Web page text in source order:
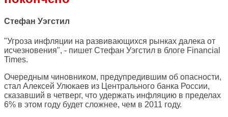
Стефан Уэгстил
"Угроза инфляции на развивающихся рынках далека от
исчезновения", - пишет Стефан Уэгстил в блоге Financial
Times.
Очередным чиновником, предупредившим об опасности,
стал Алексей Улюкаев из Центрального банка России,
сказавший в четверг, что удержать инфляцию в пределах
6% в этом году будет сложнее, чем в 2011 году.